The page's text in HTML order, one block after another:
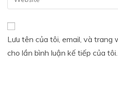
Lưu tên của tôi, email, và
cho lần bình luận kế tiếp của tôi.